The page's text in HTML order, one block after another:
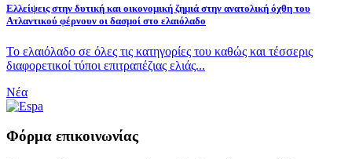
Ελλείψεις στην δυτική και οικονομική ζημιά στην ανατολική όχθη του
Ατλαντικού φέρνουν οι δασμοί στο ελαιόλαδο
Το ελαιόλαδο σε όλες τις κατηγορίες του καθώς και τέσσερις
διαφορετικοί τύποι επιτραπέζιας ελιάς...
Νέα
Φόρμα επικοινωνίας